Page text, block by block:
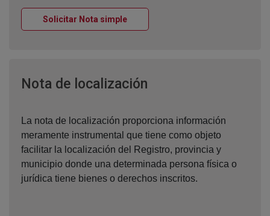
Solicitar Nota simpleVentana nueva
Nota de localización
La nota de localización proporciona información
meramente instrumental que tiene como objeto
facilitar la localización del Registro, provincia y
municipio donde una determinada persona física o
jurídica tiene bienes o derechos inscritos.